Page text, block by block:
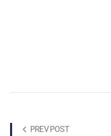
PREV POST